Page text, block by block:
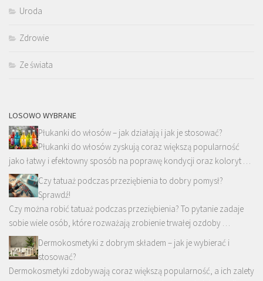
Uroda
Zdrowie
Ze świata
LOSOWO WYBRANE
Płukanki do włosów – jak działają i jak je stosować?
Płukanki do włosów zyskują coraz większą popularność
jako łatwy i efektowny sposób na poprawę kondycji oraz koloryt …
Czy tatuaż podczas przeziębienia to dobry pomysł?
Sprawdź!
Czy można robić tatuaż podczas przeziębienia? To pytanie zadaje
sobie wiele osób, które rozważają zrobienie trwałej ozdoby …
Dermokosmetyki z dobrym składem – jak je wybierać i
stosować?
Dermokosmetyki zdobywają coraz większą popularność, a ich zalety